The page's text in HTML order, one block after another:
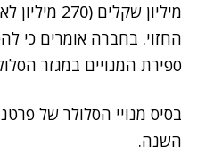
מיליון
החזוי. בחברה אומרים כי
ספירת המנויים במגזר הסלולר
השנה.